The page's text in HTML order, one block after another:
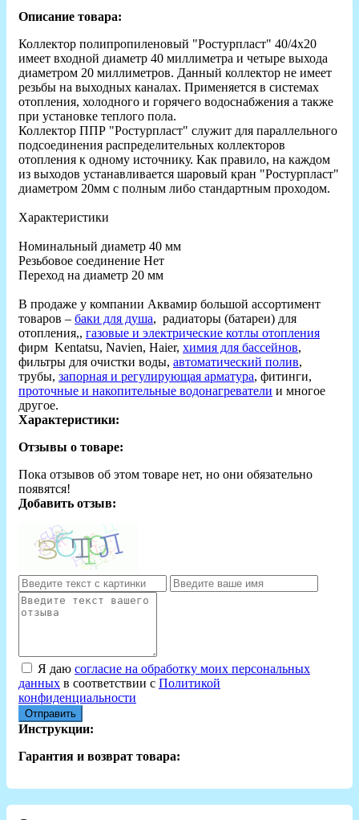
Описание товара:
Коллектор полипропиленовый "Ростурпласт" 40/4х20
имеет входной диаметр 40 миллиметра и четыре выхода
диаметром 20 миллиметров. Данный коллектор не имеет
резьбы на выходных каналах. Применяется в системах
отопления, холодного и горячего водоснабжения а также
при установке теплого пола.
Коллектор ППР "Ростурпласт" служит для параллельного
подсоединения распределительных коллекторов
отопления к одному источнику. Как правило, на каждом
из выходов устанавливается шаровый кран "Ростурпласт"
диаметром 20мм с полным либо стандартным проходом.
Характеристики
Номинальный диаметр 40 мм
Резьбовое соединение Нет
Переход на диаметр 20 мм
В продаже у компании Аквамир большой ассортимент
товаров – баки для душа, радиаторы (батареи) для
отопления,, газовые и электрические котлы отопления
фирм Kentatsu, Navien, Haier, химия для бассейнов,
фильтры для очистки воды, автоматический полив,
трубы, запорная и регулирующая арматура, фитинги,
проточные и накопительные водонагреватели и многое
другое.
Характеристики:
Отзывы о товаре:
Пока отзывов об этом товаре нет, но они обязательно
появятся!
Добавить отзыв:
Я даю согласие на обработку моих персональных
данных в соответствии с Политикой
конфиденциальности
Отправить
Инструкции:
Гарантия и возврат товара: